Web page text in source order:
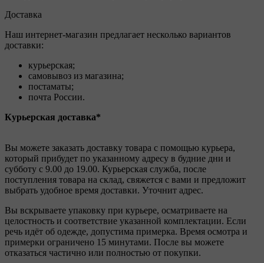
Доставка
Наш интернет-магазин предлагает несколько вариантов
доставки:
курьерская;
самовывоз из магазина;
постаматы;
почта России.
Курьерская доставка*
Вы можете заказать доставку товара с помощью курьера,
который прибудет по указанному адресу в будние дни и
субботу с 9.00 до 19.00. Курьерская служба, после
поступления товара на склад, свяжется с вами и предложит
выбрать удобное время доставки. Уточнит адрес.
Вы вскрываете упаковку при курьере, осматриваете на
целостность и соответствие указанной комплектации. Если
речь идёт об одежде, допустима примерка. Время осмотра и
примерки ограничено 15 минутами. После вы можете
отказаться частично или полностью от покупки.